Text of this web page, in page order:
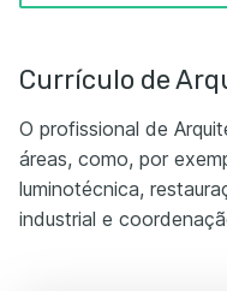
Currículo de
O profissional de
áreas, como, por
luminotécnica,
industrial e